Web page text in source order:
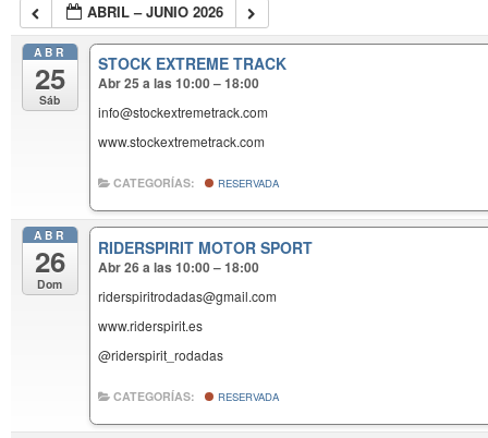
ABRIL – JUNIO 2026
ABR
25
Sáb
STOCK EXTREME TRACK
Abr 25 a las 10:00 – 18:00
info@stockextremetrack.com
www.stockextremetrack.com
CATEGORÍAS: RESERVADA
ABR
26
Dom
RIDERSPIRIT MOTOR SPORT
Abr 26 a las 10:00 – 18:00
riderspiritrodadas@gmail.com
www.riderspirit.es
@riderspirit_rodadas
CATEGORÍAS: RESERVADA